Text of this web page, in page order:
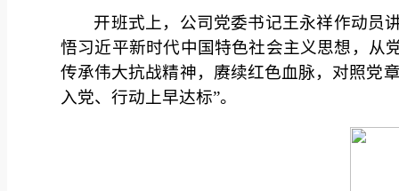
开班式上，公司党委书记王永祥作动员
悟习近平新时代中国特色社会主义思想，从
传承伟大抗战精神，赓续红色血脉，对照党
入党、行动上早达标”。